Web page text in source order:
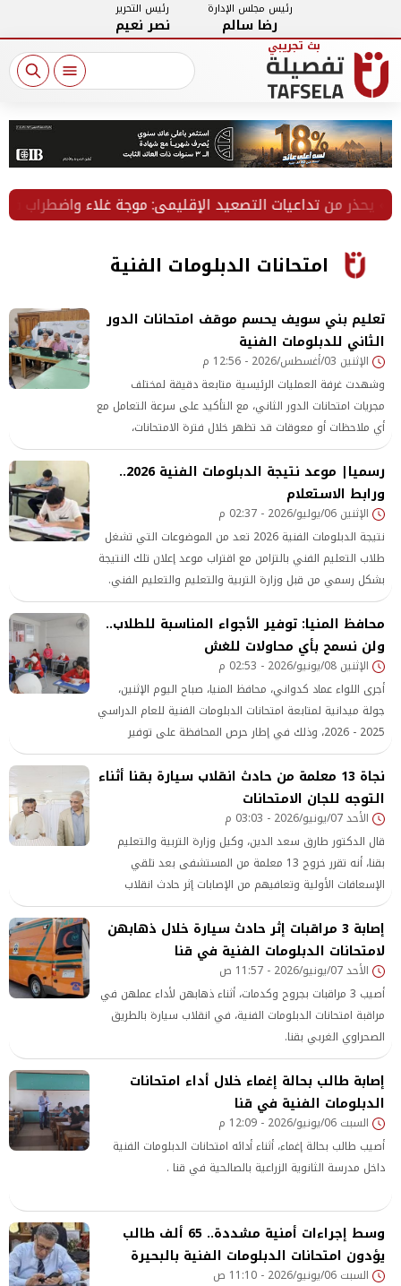
رئيس مجلس الإدارة
رضا سالم
رئيس التحرير
نصر نعيم
من تداعيات التصعيد الإقليمي: موجة غلاء واضطراب في
امتحانات الدبلومات الفنية
تعليم بني سويف يحسم موقف امتحانات الدور
الثاني للدبلومات الفنية
الإثنين 03/أغسطس/2026 - 12:56 م
وشهدت غرفة العمليات الرئيسية متابعة دقيقة لمختلف
مجريات امتحانات الدور الثاني، مع التأكيد على سرعة التعامل مع
أي ملاحظات أو معوقات قد تظهر خلال فترة الامتحانات،
والعمل على حلها بصورة فورية بما يحافظ على انتظام العملية
الامتحانية ويضمن عدم التأثير على الطلاب.
رسميا| موعد نتيجة الدبلومات الفنية 2026..
ورابط الاستعلام
الإثنين 06/يوليو/2026 - 02:37 م
نتيجة الدبلومات الفنية 2026 تعد من الموضوعات التي تشغل
طلاب التعليم الفني بالتزامن مع اقتراب موعد إعلان تلك النتيجة
بشكل رسمي من قبل وزارة التربية والتعليم والتعليم الفني.
محافظ المنيا: توفير الأجواء المناسبة للطلاب..
ولن نسمح بأي محاولات للغش
الإثنين 08/يونيو/2026 - 02:53 م
أجرى اللواء عماد كدواني، محافظ المنيا، صباح اليوم الإثنين،
جولة ميدانية لمتابعة امتحانات الدبلومات الفنية للعام الدراسي
2025 - 2026، وذلك في إطار حرص المحافظة على توفير
الأجواء المناسبة للطلاب وضمان انتظام العملية الامتحانية
بمختلف التخصصات الفنية والتكنولوجية.
نجاة 13 معلمة من حادث انقلاب سيارة بقنا أثناء
التوجه للجان الامتحانات
الأحد 07/يونيو/2026 - 03:03 م
قال الدكتور طارق سعد الدين، وكيل وزارة التربية والتعليم
بقنا، أنه تقرر خروج 13 معلمة من المستشفى بعد تلقي
الإسعافات الأولية وتعافيهم من الإصابات إثر حادث انقلاب
سيارة، في فرشوط، شمالي محافظة قنا.
إصابة 3 مراقبات إثر حادث سيارة خلال ذهابهن
لامتحانات الدبلومات الفنية في قنا
الأحد 07/يونيو/2026 - 11:57 ص
أصيب 3 مراقبات بجروح وكدمات، أثناء ذهابهن لأداء عملهن في
مراقبة امتحانات الدبلومات الفنية، في انقلاب سيارة بالطريق
الصحراوي الغربي بقنا.
إصابة طالب بحالة إغماء خلال أداء امتحانات
الدبلومات الفنية في قنا
السبت 06/يونيو/2026 - 12:09 م
أصيب طالب بحالة إغماء، أثناء أدائه امتحانات الدبلومات الفنية
داخل مدرسة الثانوية الزراعية بالصالحية في قنا .
وسط إجراءات أمنية مشددة.. 65 ألف طالب
يؤدون امتحانات الدبلومات الفنية بالبحيرة
السبت 06/يونيو/2026 - 11:10 ص